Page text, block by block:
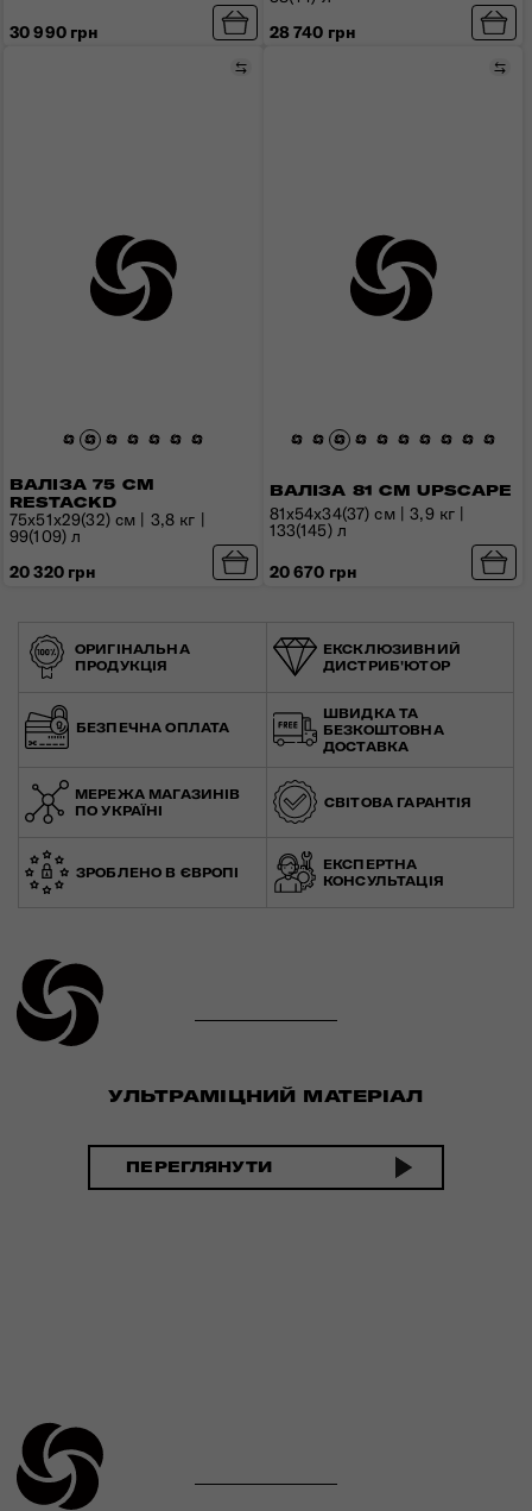
30 990 грн
28 740 грн
ВАЛІЗА 75 СМ
RESTACKD
Порівняти
75x51x29(32) см | 3,8 кг |
99(109) л
20 320 грн
ВАЛІЗА 81 СМ UPSCAPE
81x54x34(37) см | 3,9 кг |
133(145) л
20 670 грн
ОРИГІНАЛЬНА
ПРОДУКЦІЯ
ЕКСКЛЮЗИВНИЙ
ДИСТРИБ'ЮТОР
БЕЗПЕЧНА ОПЛАТА
ШВИДКА ТА
БЕЗКОШТОВНА
ДОСТАВКА
МЕРЕЖА МАГАЗИНІВ
ПО УКРАЇНІ
СВІТОВА ГАРАНТІЯ
ЗРОБЛЕНО В ЄВРОПІ
ЕКСПЕРТНА
КОНСУЛЬТАЦІЯ
УЛЬТРАМІЦНИЙ МАТЕРІАЛ
ПЕРЕГЛЯНУТИ